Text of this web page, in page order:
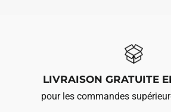
LIVRAISON GRATUITE
pour les commandes